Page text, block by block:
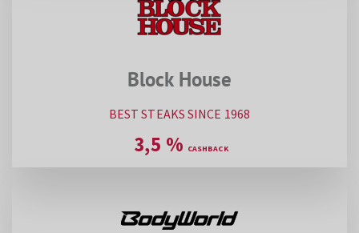
Block House
BEST STEAKS SINCE 1968
3,5 %